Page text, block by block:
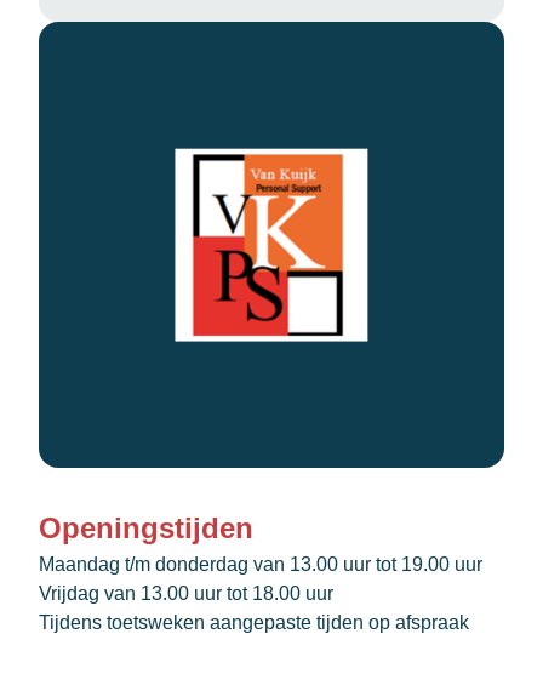
Openingstijden
Maandag t/m donderdag van 13.00 uur tot 19.00 uur
Vrijdag van 13.00 uur tot 18.00 uur
Tijdens toetsweken aangepaste tijden op afspraak